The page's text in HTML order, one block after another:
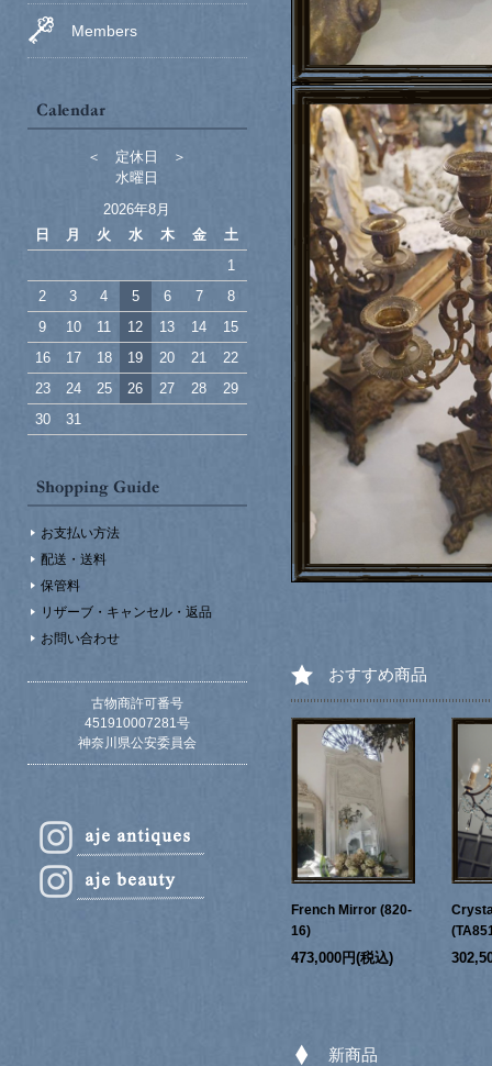
Members
＜ 定休日 ＞
水曜日
2026年8月
日
月 火 水 木 金
土
1
2
3 4 5 6 7
8
9
10 11 12 13 14
15
16
17 18 19 20 21
22
23
24 25 26 27 28
29
30
31
お支払い方法
配送・送料
保管料
リザーブ・キャンセル・返品
お問い合わせ
古物商許可番号
451910007281号
神奈川県公安委員会
おすすめ商品
French Mirror (820-
16)
473,000円(税込)
新商品